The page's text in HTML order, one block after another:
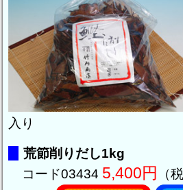
入り
荒節削りだし1kg
コード03434 5,400円 （